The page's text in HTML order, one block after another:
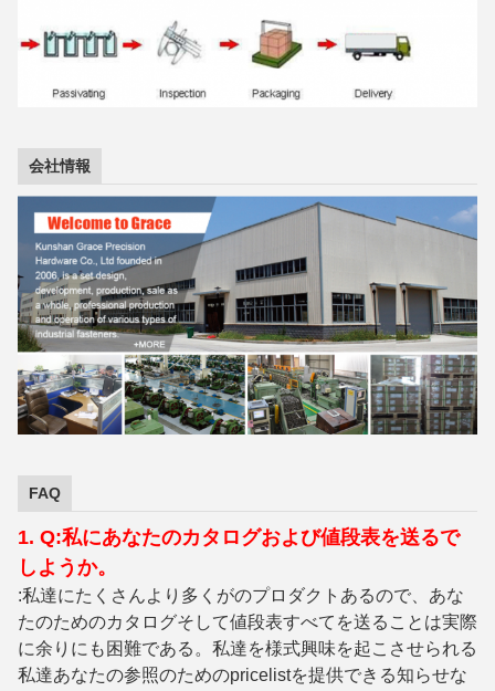
会社情報
FAQ
1. Q:私にあなたのカタログおよび値段表を送るで
しようか。
:私達にたくさんより多くがのプロダクトあるので、あな
たのためのカタログそして値段表すべてを送ることは実際
に余りにも困難である。私達を様式興味を起こさせられる
私達あなたの参照のためのpricelistを提供できる知らせな